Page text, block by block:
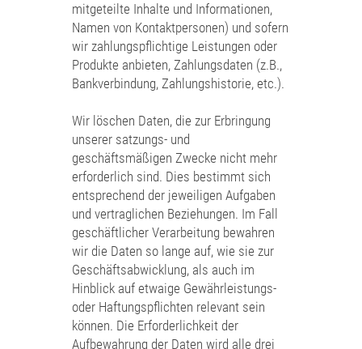
mitgeteilte Inhalte und Informationen,
Namen von Kontaktpersonen) und sofern
wir zahlungspflichtige Leistungen oder
Produkte anbieten, Zahlungsdaten (z.B.,
Bankverbindung, Zahlungshistorie, etc.).
Wir löschen Daten, die zur Erbringung
unserer satzungs- und
geschäftsmäßigen Zwecke nicht mehr
erforderlich sind. Dies bestimmt sich
entsprechend der jeweiligen Aufgaben
und vertraglichen Beziehungen. Im Fall
geschäftlicher Verarbeitung bewahren
wir die Daten so lange auf, wie sie zur
Geschäftsabwicklung, als auch im
Hinblick auf etwaige Gewährleistungs-
oder Haftungspflichten relevant sein
können. Die Erforderlichkeit der
Aufbewahrung der Daten wird alle drei